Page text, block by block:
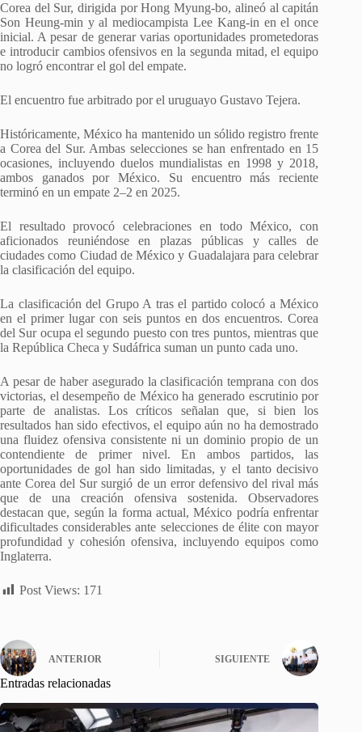
Corea del Sur, dirigida por Hong Myung-bo, alineó al capitán
Son Heung-min y al mediocampista Lee Kang-in en el once
inicial. A pesar de generar varias oportunidades prometedoras
e introducir cambios ofensivos en la segunda mitad, el equipo
no logró encontrar el gol del empate.
El encuentro fue arbitrado por el uruguayo Gustavo Tejera.
Históricamente, México ha mantenido un sólido registro frente
a Corea del Sur. Ambas selecciones se han enfrentado en 15
ocasiones, incluyendo duelos mundialistas en 1998 y 2018,
ambos ganados por México. Su encuentro más reciente
terminó en un empate 2–2 en 2025.
El resultado provocó celebraciones en todo México, con
aficionados reuniéndose en plazas públicas y calles de
ciudades como Ciudad de México y Guadalajara para celebrar
la clasificación del equipo.
La clasificación del Grupo A tras el partido colocó a México
en el primer lugar con seis puntos en dos encuentros. Corea
del Sur ocupa el segundo puesto con tres puntos, mientras que
la República Checa y Sudáfrica suman un punto cada uno.
A pesar de haber asegurado la clasificación temprana con dos
victorias, el desempeño de México ha generado escrutinio por
parte de analistas. Los críticos señalan que, si bien los
resultados han sido efectivos, el equipo aún no ha demostrado
una fluidez ofensiva consistente ni un dominio propio de un
contendiente de primer nivel. En ambos partidos, las
oportunidades de gol han sido limitadas, y el tanto decisivo
ante Corea del Sur surgió de un error defensivo del rival más
que de una creación ofensiva sostenida. Observadores
destacan que, según la forma actual, México podría enfrentar
dificultades considerables ante selecciones de élite con mayor
profundidad y cohesión ofensiva, incluyendo equipos como
Inglaterra.
Post Views: 171
ANTERIOR SIGUIENTE
Entradas relacionadas